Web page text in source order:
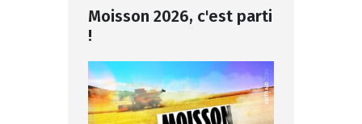
Moisson 2026, c'est parti
!